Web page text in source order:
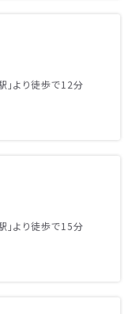
より徒歩で12分
より徒歩で15分